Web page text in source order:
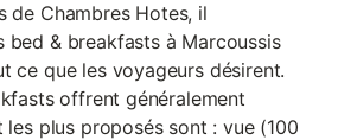
de Chambres Hotes, il
bed & breakfasts à Marcoussis
ce que les voyageurs désirent.
offrent généralement
les plus proposés sont : vue (100